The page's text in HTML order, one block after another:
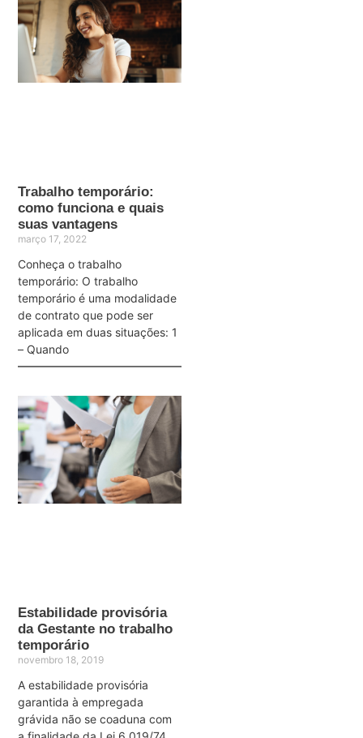
Trabalho temporário:
como funciona e quais
suas vantagens
março 17, 2022
Conheça o trabalho
temporário: O trabalho
temporário é uma modalidade
de contrato que pode ser
aplicada em duas situações: 1
– Quando
Estabilidade provisória
da Gestante no trabalho
temporário
novembro 18, 2019
A estabilidade provisória
garantida à empregada
grávida não se coaduna com